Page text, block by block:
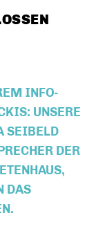
INFO-
UNSERE
SEIBELD
DER
B